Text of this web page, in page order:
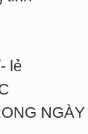
lẻ